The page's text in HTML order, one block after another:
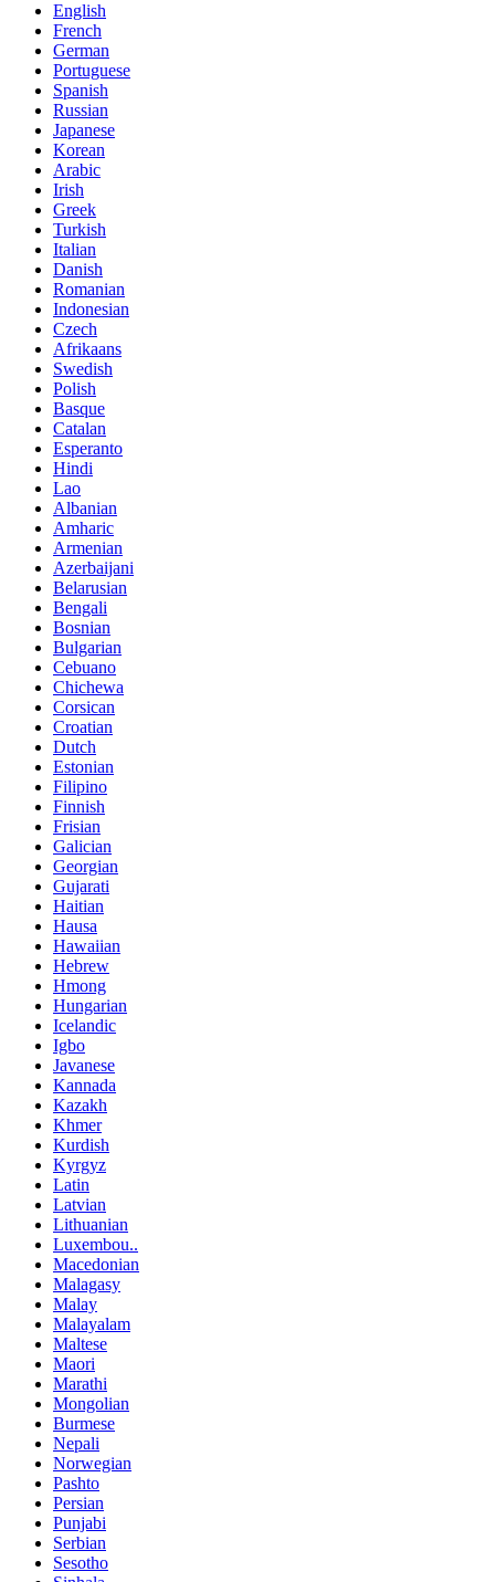
English
French
German
Portuguese
Spanish
Russian
Japanese
Korean
Arabic
Irish
Greek
Turkish
Italian
Danish
Romanian
Indonesian
Czech
Afrikaans
Swedish
Polish
Basque
Catalan
Esperanto
Hindi
Lao
Albanian
Amharic
Armenian
Azerbaijani
Belarusian
Bengali
Bosnian
Bulgarian
Cebuano
Chichewa
Corsican
Croatian
Dutch
Estonian
Filipino
Finnish
Frisian
Galician
Georgian
Gujarati
Haitian
Hausa
Hawaiian
Hebrew
Hmong
Hungarian
Icelandic
Igbo
Javanese
Kannada
Kazakh
Khmer
Kurdish
Kyrgyz
Latin
Latvian
Lithuanian
Luxembou..
Macedonian
Malagasy
Malay
Malayalam
Maltese
Maori
Marathi
Mongolian
Burmese
Nepali
Norwegian
Pashto
Persian
Punjabi
Serbian
Sesotho